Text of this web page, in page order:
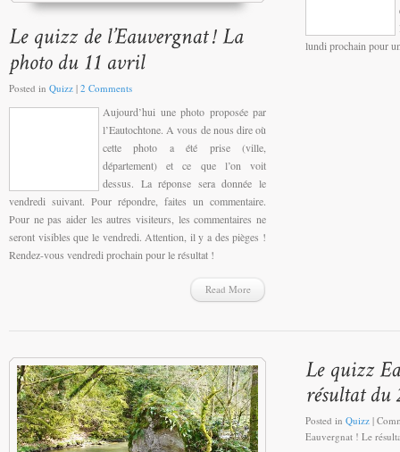
Posted in Quizz | 2 Comments
Aujourd’hui une photo proposée par
l’Eautochtone. A vous de nous dire où
cette photo a été prise (ville,
département) et ce que l’on voit
dessus. La réponse sera donnée le
vendredi suivant. Pour répondre, faites un commentaire.
Pour ne pas aider les autres visiteurs, les commentaires ne
seront visibles que le vendredi. Attention, il y a des pièges !
Rendez-vous vendredi prochain pour le résultat !
Read More
lundi prochain pour
Posted in Quizz |
Eauvergnat ! Le